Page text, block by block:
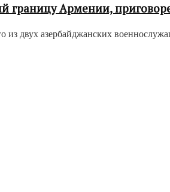
границу Армении,
двух азербайджанских